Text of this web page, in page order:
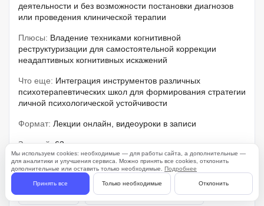
деятельности и без возможности постановки диагнозов
или проведения клинической терапии
Плюсы: Владение техниками когнитивной
реструктуризации для самостоятельной коррекции
неадаптивных когнитивных искажений
Что еще: Интеграция инструментов различных
психотерапевтических школ для формирования стратегии
личной психологической устойчивости
Формат: Лекции онлайн, видеоуроки в записи
Занятий: 63 видеоурока от эксперта
Объем практики:40%
Практика Консультация экспертов
Мы используем cookies: необходимые — для работы сайта, а дополнительные —
для аналитики и улучшения сервиса. Можно принять все cookies, отклонить
дополнительные или оставить только необходимые. Подробнее
Принять все Только необходимые Отклонить